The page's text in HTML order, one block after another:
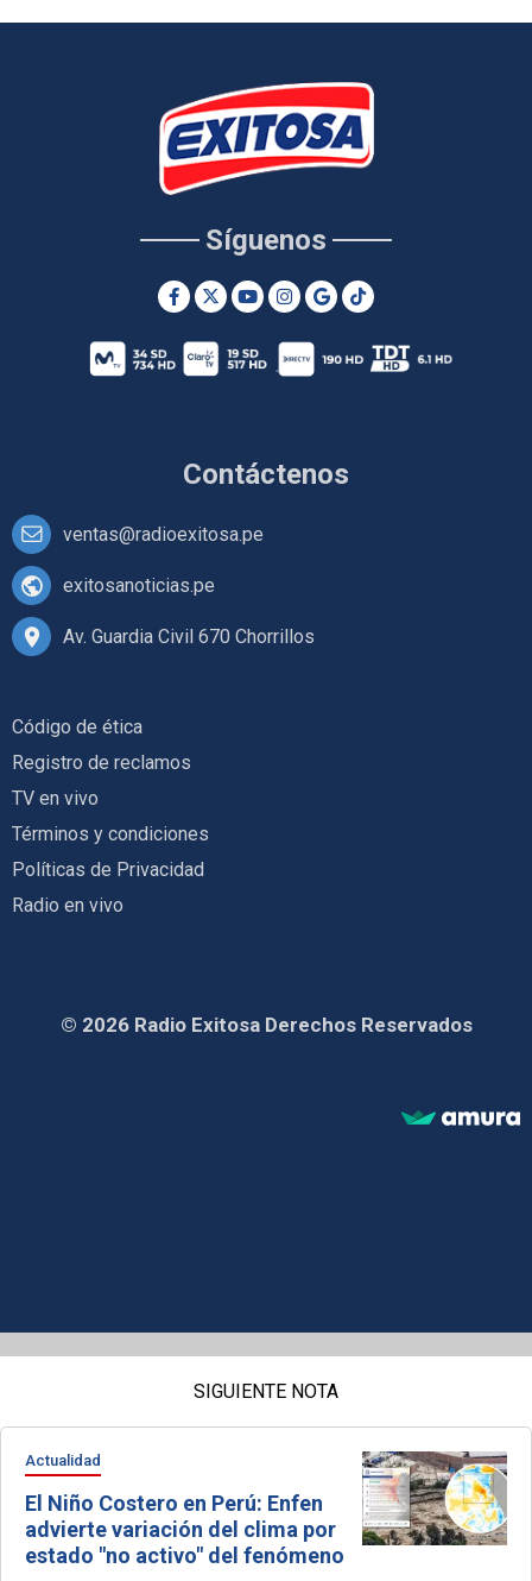
Contáctenos
ventas@radioexitosa.pe
exitosanoticias.pe
Av. Guardia Civil 670 Chorrillos
Síguenos
Código de ética
Registro de reclamos
TV en vivo
Términos y condiciones
Políticas de Privacidad
Radio en vivo
© 2026 Radio Exitosa Derechos Reservados
SIGUIENTE NOTA
Actualidad
El Niño Costero en Perú: Enfen
advierte variación del clima por
estado "no activo" del fenómeno